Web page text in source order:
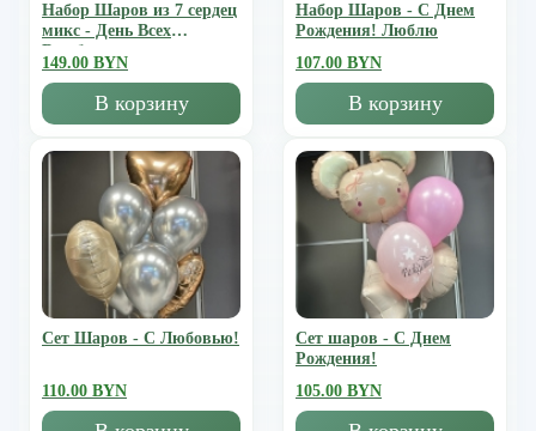
Набор Шаров из 7 сердец
микс - День Всех
Влюбленных
149.00 BYN
В корзину
Набор Шаров - С Днем
Рождения! Люблю
107.00 BYN
В корзину
Сет Шаров - С Любовью!
110.00 BYN
Сет шаров - С Днем
Рождения!
105.00 BYN